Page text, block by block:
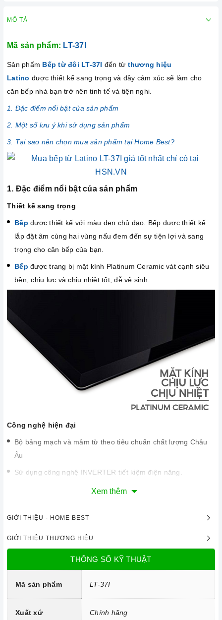
MÔ TẢ
Mã sản phẩm: LT-37I
Sản phẩm Bếp từ đôi LT-37I đến từ thương hiệu
Latino được thiết kế sang trọng và đầy cảm xúc sẽ làm cho
căn bếp nhà bạn trở nên tinh tế và tiện nghi.
1. Đặc điểm nổi bật của sản phẩm
2. Một số lưu ý khi sử dụng sản phẩm
3. Tại sao nên chọn mua sản phẩm tại Home Best?
1. Đặc điểm nổi bật của sản phẩm
Thiết kế sang trọng
Bếp được thiết kế với màu đen chủ đạo. Bếp được thiết kế
lắp đặt âm cùng hai vùng nấu đem đến sự tiện lợi và sang
trọng cho căn bếp của bạn.
Bếp được trang bị mặt kính Platinum Ceramic vát cạnh siêu
bền, chịu lực và chịu nhiệt tốt, dễ vệ sinh.
Công nghệ hiện đại
Bộ bảng mạch và mâm từ theo tiêu chuẩn chất lượng Châu
Âu
Sử dụng công nghệ INVERTER tiết kiệm điện năng.
Trang bị 9 dải công suất nấu.Xem thêm
GIỚI THIỆU - HOME BEST
GIỚI THIỆU THƯƠNG HIỆU
THÔNG SỐ KỸ THUẬT
Mã sản phẩm LT-37I
Xuất xứ Chính hãng